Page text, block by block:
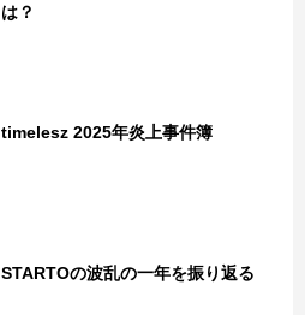
は？
timelesz 2025年炎上事件簿
STARTOの波乱の一年を振り返る